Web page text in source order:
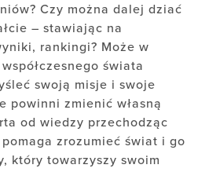
Czy można dalej dziać
– stawiając na
rankingi? Może w
świata
swoją misje i swoje
powinni zmienić własną
od wiedzy przechodząc
zrozumieć świat i go
który towarzyszy swoim